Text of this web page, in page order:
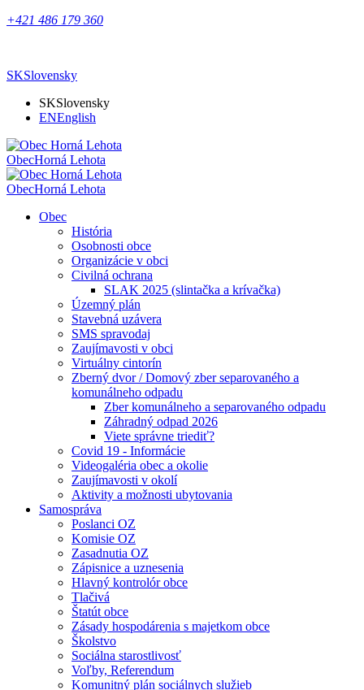
+421 486 179 360
SKSlovensky
SKSlovensky
ENEnglish
ObecHorná Lehota
ObecHorná Lehota
Obec
História
Osobnosti obce
Organizácie v obci
Civilná ochrana
SLAK 2025 (slintačka a krívačka)
Územný plán
Stavebná uzávera
SMS spravodaj
Zaujímavosti v obci
Virtuálny cintorín
Zberný dvor / Domový zber separovaného a
komunálneho odpadu
Zber komunálneho a separovaného odpadu
Záhradný odpad 2026
Viete správne triediť?
Covid 19 - Informácie
Videogaléria obec a okolie
Zaujímavosti v okolí
Aktivity a možnosti ubytovania
Samospráva
Poslanci OZ
Komisie OZ
Zasadnutia OZ
Zápisnice a uznesenia
Hlavný kontrolór obce
Tlačivá
Štatút obce
Zásady hospodárenia s majetkom obce
Školstvo
Sociálna starostlivosť
Voľby, Referendum
Komunitný plán sociálnych služieb